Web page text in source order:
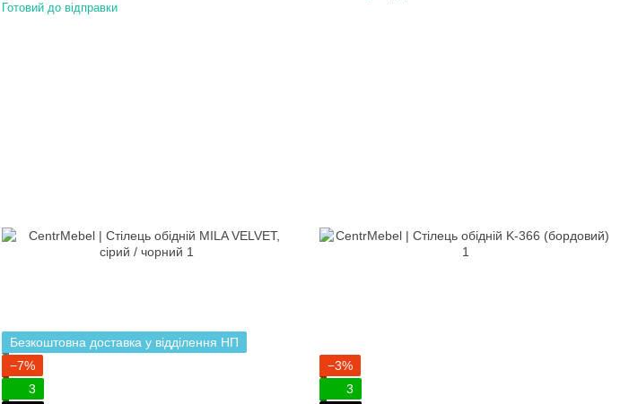
Готовий до відправки
Безкоштовна доставка у відділення НП
−7%
3
−3%
3